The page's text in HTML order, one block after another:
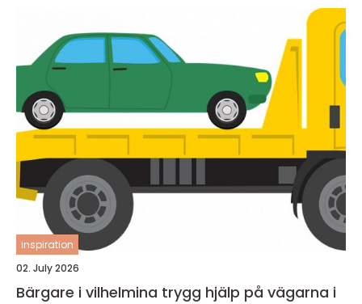
inspiration
02. July 2026
Bärgare i vilhelmina trygg hjälp på vägarna i